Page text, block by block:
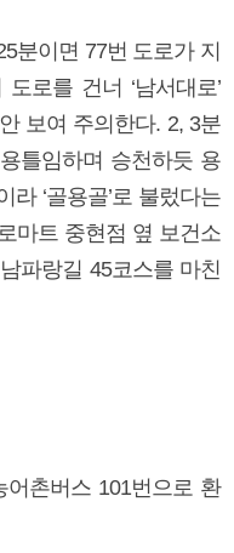
분이면 77번 도로가 지
로를 건너 ‘남서대로’
보여 주의한다. 2, 3분
틀임하며 승천하듯 용
‘골용골’로 불렀다는
마트 중현점 옆 보건소
파랑길 45코스를 마친
촌버스 101번으로 환